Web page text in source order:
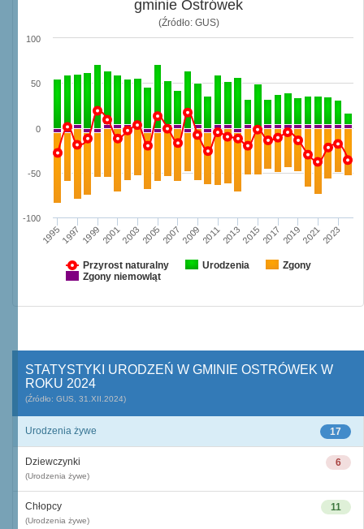
gminie Ostrówek
(Źródło: GUS)
Przyrost naturalny Urodzenia
Zgony
Zgony niemowląt
19951997 1999200120032005200720092011201320152017 201920212023
-100
-50
0
50
100
STATYSTYKI URODZEŃ W GMINIE OSTRÓWEK W
ROKU 2024
(Źródło: GUS, 31.XII.2024)
17
Urodzenia żywe
6
Dziewczynki
(Urodzenia żywe)
11
Chłopcy
(Urodzenia żywe)